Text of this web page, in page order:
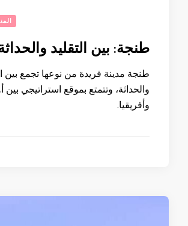
طنجة: بين التقليد
طنجة مدينة فريدة من نوعها تجمع بين
والحداثة، وتتمتع بموقع استراتيجي بين
وأفريقيا.